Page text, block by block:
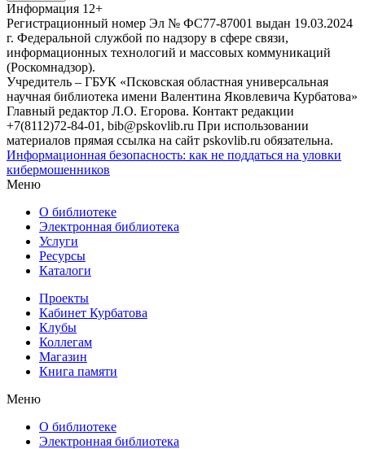
Информация 12+
Регистрационный номер Эл № ФС77-87001 выдан 19.03.2024
г. Федеральной службой по надзору в сфере связи,
информационных технологий и массовых коммуникаций
(Роскомнадзор).
Учредитель – ГБУК «Псковская областная универсальная
научная библиотека имени Валентина Яковлевича Курбатова»
Главный редактор Л.О. Егорова. Контакт редакции
+7(8112)72-84-01, bib@pskovlib.ru При использовании
материалов прямая ссылка на сайт pskovlib.ru обязательна.
Информационная безопасность: как не поддаться на уловки
кибермошенников
Меню
О библиотеке
Электронная библиотека
Услуги
Ресурсы
Каталоги
Проекты
Кабинет Курбатова
Клубы
Коллегам
Магазин
Книга памяти
Меню
О библиотеке
Электронная библиотека